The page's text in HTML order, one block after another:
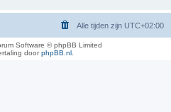
Alle tijden zijn UTC+02:00
Software © phpBB Limited
doorphpBB.nl